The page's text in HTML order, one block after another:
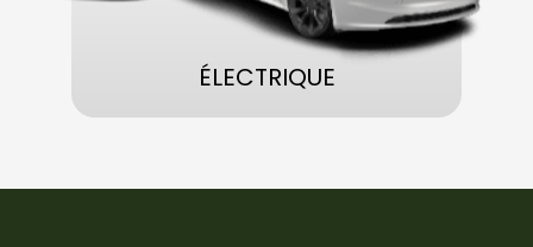
ÉLECTRIQUE